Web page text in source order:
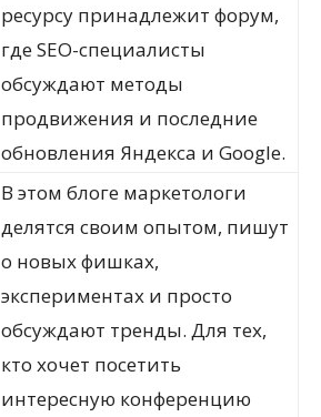
ресурсу принадлежит форум,
где SEO-специалисты
обсуждают методы
продвижения и последние
обновления Яндекса и Google.
В этом блоге маркетологи
делятся своим опытом, пишут
о новых фишках,
экспериментах и просто
обсуждают тренды. Для тех,
кто хочет посетить
интересную конференцию